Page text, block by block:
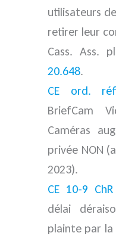
utilisateurs
retirer leur
Cass. Ass.
20.648.
CE ord.
BriefCam
Caméras
privée NON
2023).
CE 10-9
délai
plainte par la